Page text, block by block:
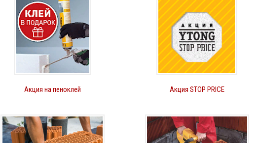
Акция на пеноклей Акция STOP PRICE